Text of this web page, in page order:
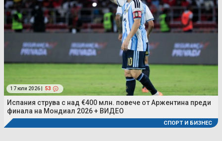
17 юли 2026 | 53
Испания струва с над €400 млн. повече от Аржентина преди
финала на Мондиал 2026 + ВИДЕО
СПОРТ И БИЗНЕС